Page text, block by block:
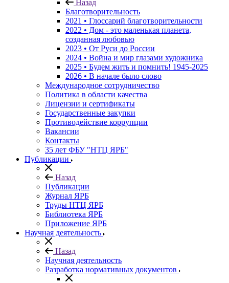
Назад
Благотворительность
2021 • Глоссарий благотворительности
2022 • Дом - это маленькая планета,
созданная любовью
2023 • От Руси до России
2024 • Война и мир глазами художника
2025 • Будем жить и помнить! 1945-2025
2026 • В начале было слово
Международное сотрудничество
Политика в области качества
Лицензии и сертификаты
Государственные закупки
Противодействие коррупции
Вакансии
Контакты
35 лет ФБУ "НТЦ ЯРБ"
Публикации
Назад
Публикации
Журнал ЯРБ
Труды НТЦ ЯРБ
Библиотека ЯРБ
Приложение ЯРБ
Научная деятельность
Назад
Научная деятельность
Разработка нормативных документов